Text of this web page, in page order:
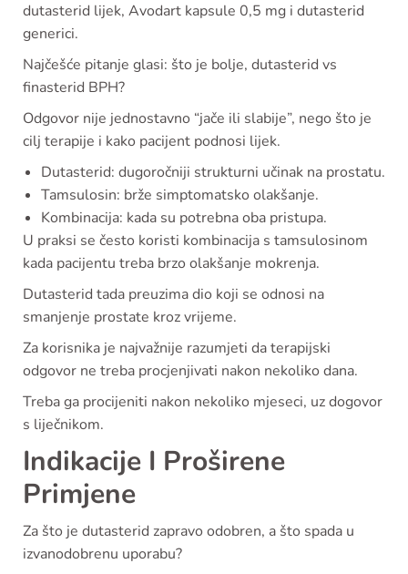
dutasterid lijek, Avodart kapsule 0,5 mg i dutasterid
generici.
Najčešće pitanje glasi: što je bolje, dutasterid vs
finasterid BPH?
Odgovor nije jednostavno “jače ili slabije”, nego što je
cilj terapije i kako pacijent podnosi lijek.
Dutasterid: dugoročniji strukturni učinak na prostatu.
Tamsulosin: brže simptomatsko olakšanje.
Kombinacija: kada su potrebna oba pristupa.
U praksi se često koristi kombinacija s tamsulosinom
kada pacijentu treba brzo olakšanje mokrenja.
Dutasterid tada preuzima dio koji se odnosi na
smanjenje prostate kroz vrijeme.
Za korisnika je najvažnije razumjeti da terapijski
odgovor ne treba procjenjivati nakon nekoliko dana.
Treba ga procijeniti nakon nekoliko mjeseci, uz dogovor
s liječnikom.
Indikacije I Proširene
Primjene
Za što je dutasterid zapravo odobren, a što spada u
izvanodobrenu uporabu?